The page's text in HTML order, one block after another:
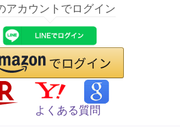
アカウントでログイン
よくある質問